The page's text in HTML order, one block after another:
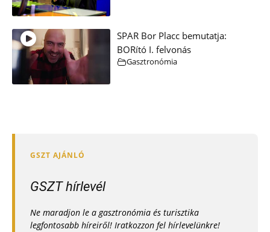
SPAR Bor Placc bemutatja:
BORító I. felvonás
Gasztronómia
GSZT hírlevél
Ne maradjon le a gasztronómia és turisztika
legfontosabb híreiről! Iratkozzon fel hírlevelünkre!